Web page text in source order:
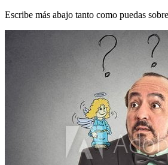
Escribe más abajo tanto como puedas